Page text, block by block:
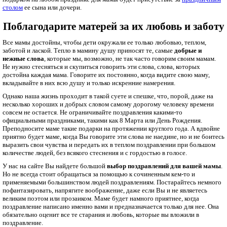
столом ее сына или дочери.
Поблагодарите матерей за их любовь и заботу
Все мамы достойны, чтобы дети окружали ее только любовью, теплом,
заботой и лаской. Тепло в мамину душу приносят те, самые добрые и
нежные слова, которые мы, возможно, не так часто говорим своим мамам.
Не нужно стесняться и скупиться говорить эти слова, слова, которых
достойна каждая мама. Говорите их постоянно, когда видите свою маму,
вкладывайте в них всю душу и только искренние намерения.
Однако наша жизнь проходит в такой суете и спешке, что, порой, даже на
несколько хороших и добрых словом самому дорогому человеку времени
совсем не остается. Не ограничивайте поздравления какими-то
официальными праздниками, такими как 8 Марта или День Рождения.
Преподносите маме такие подарки на протяжении круглого года. А вдвойне
приятно будет маме, когда Вы говорите эти слова не наедине, но и не боитесь
выразить свои чувства и передать их в теплом поздравлении при большом
количестве людей, без всякого стеснения и с гордостью в голосе.
У нас на сайте Вы найдете большой выбор поздравлений для вашей мамы.
Но не всегда стоит обращаться за помощью к сочиненным кем-то и
применяемыми большинством людей поздравлениям. Постарайтесь немного
пофантазировать, напрягите воображение, даже если Вы и не являетесь
великим поэтом или прозаиком. Маме будет намного приятнее, когда
поздравление написано именно вами и предназначается только для нее. Она
обязательно оценит все те старания и любовь, которые вы вложили в
поздравление.